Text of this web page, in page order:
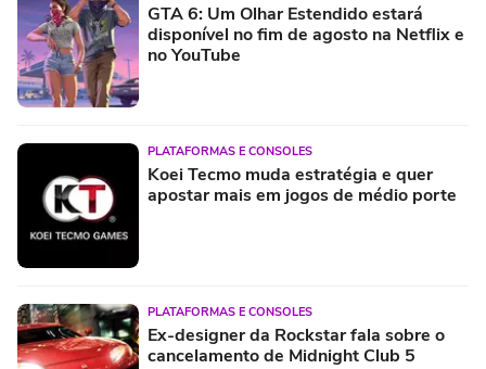
GTA 6: Um Olhar Estendido estará
disponível no fim de agosto na Netflix e
no YouTube
PLATAFORMAS E CONSOLES
Koei Tecmo muda estratégia e quer
apostar mais em jogos de médio porte
PLATAFORMAS E CONSOLES
Ex-designer da Rockstar fala sobre o
cancelamento de Midnight Club 5